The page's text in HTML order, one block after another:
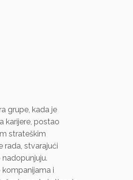
grupe, kada je
karijere, postao
strateškim
rada, stvarajući
i